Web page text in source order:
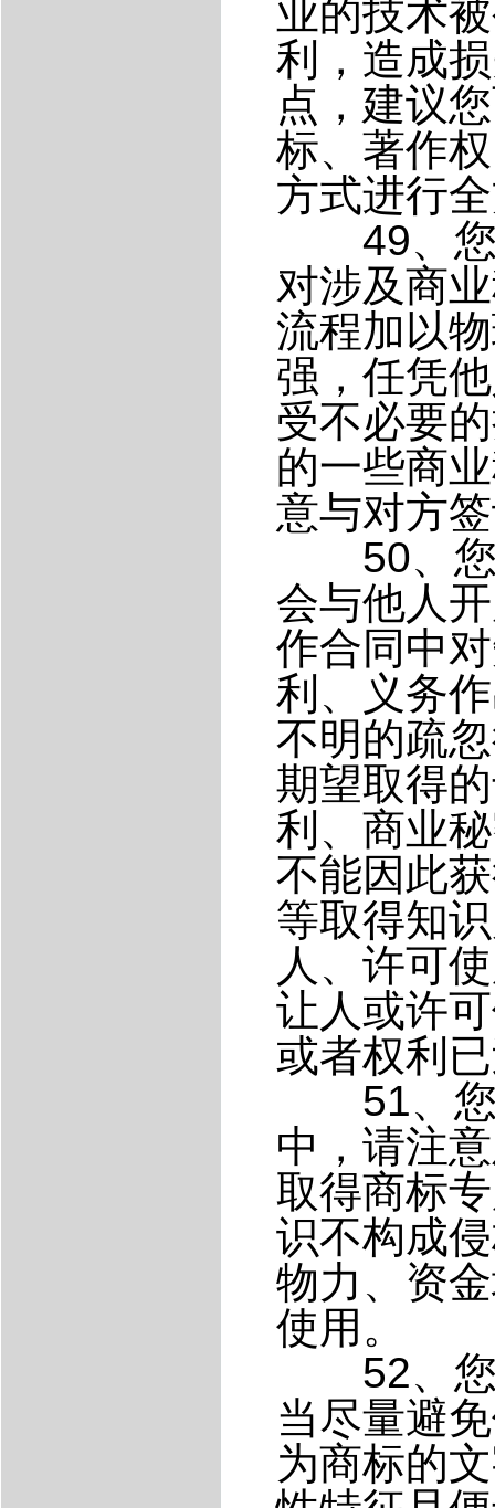
业的技术
利，造成
点，建议
标、著作
方式进行
49、您
对涉及商
流程加以
强，任凭
受不必要
的一些商
意与对方
50、您
会与他人
作合同中
利、义务
不明的疏
期望取得
利、商业
不能因此
等取得知
人、许可
让人或许
或者权利
51、您
中，请注
取得商标
识不构成
物力、资
使用。
52、您
当尽量避
为商标的